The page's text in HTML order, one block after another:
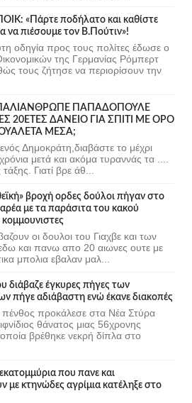
«Πάρτε ποδήλατο και καθίστε
να πιέσουμε τον Β.Πούτιν»!
οδηγία προς τους πολίτες έδωσε ο
της Γερμανίας Ρόμπερτ
τους ζήτησε να περιορίσουν την
ΠΑΠΑΔΟΠΟΥΛΕ
20ΕΤΕΣ ΔΑΝΕΙΟ ΓΙΑ ΣΠΙΤΙ ΜΕ ΟΡΟ
ΜΕΣΑ;
Δημοκράτη,διαβάστε το μέχρι
μετά και ακόμα τυραννάς τα ....
Γιατί βρε άθ...
βροχή ορδες δούλοι πήγαν στο
με τα παράσιτα του κακού
οι δουλοι του Γιαχβε και των
και πανω απο 20 αιωνες ουτε με
μπολια εβαλαν μαλ...
διάβαζε έγκυρες πήγες των
πήγε αδιάβαστη ενώ έκανε διακοπές
προκάλεσε στα Νέα Στύρα
θάνατος μιας 56χρονης
βρέθηκε νεκρή δίπλα στο
που πανε και
με κτηνώδες αγρίμια κατέληξε στο